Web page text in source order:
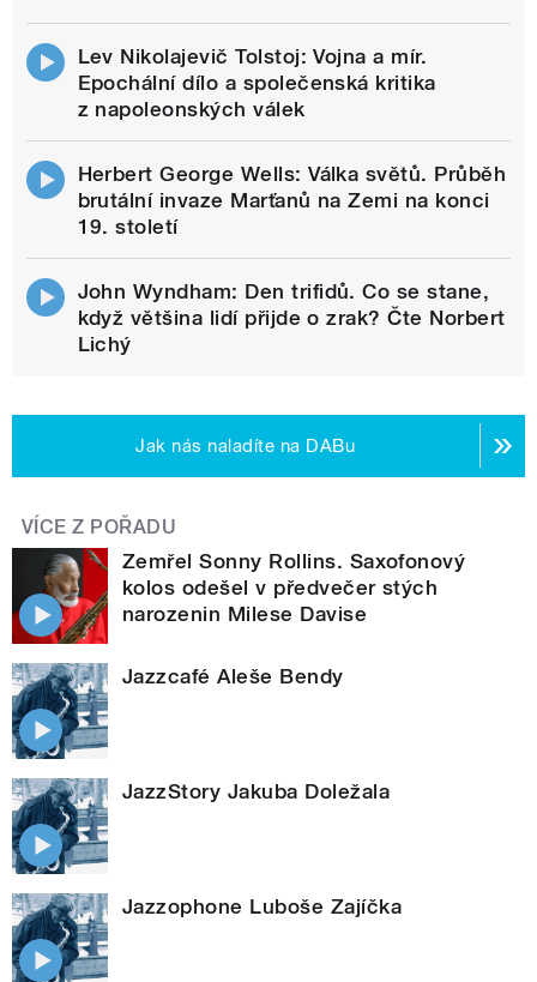
Lev Nikolajevič Tolstoj: Vojna a mír.
Epochální dílo a společenská kritika
z napoleonských válek
Herbert George Wells: Válka světů. Průběh
brutální invaze Marťanů na Zemi na konci
19. století
John Wyndham: Den trifidů. Co se stane,
když většina lidí přijde o zrak? Čte Norbert
Lichý
Jak nás naladíte na DABu
VÍCE Z POŘADU
Zemřel Sonny Rollins. Saxofonový
kolos odešel v předvečer stých
narozenin Milese Davise
Jazzcafé Aleše Bendy
JazzStory Jakuba Doležala
Jazzophone Luboše Zajíčka